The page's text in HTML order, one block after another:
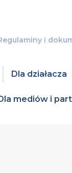
i
Dla działacza
mediów i